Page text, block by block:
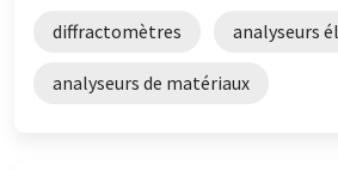
diffractomètres analyseurs
analyseurs de matériaux